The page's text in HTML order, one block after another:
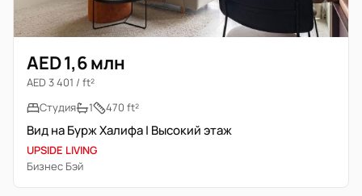
AED 1,6 млн
AED 3 401 / ft²
Студия
1 470 ft²
Вид на Бурж Халифа | Высокий этаж
UPSIDE LIVING
Бизнес Бэй